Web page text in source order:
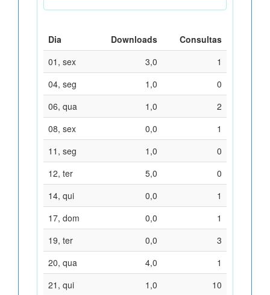
Dia Downloads
Consultas
01, sex
3,0
1
04, seg
1,0
0
06, qua
1,0
2
08, sex
0,0
1
11, seg
1,0
0
12, ter
5,0
0
14, qui
0,0
1
17, dom
0,0
1
19, ter
0,0
3
20, qua
4,0
1
21, qui
1,0
10